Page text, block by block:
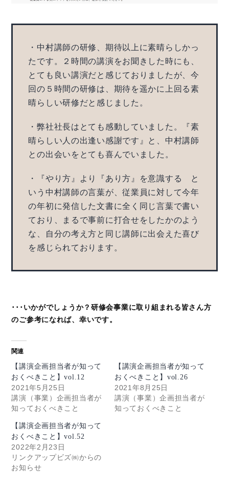
・中村講師の研修、期待以上に素晴らしかっ
たです。２時間の講演をお聞きした時にも、
とても良い講演だと感じておりましたが、今
回の５時間の研修は、期待を遥かに上回る素
晴らしい研修だと感じました。
・弊社社長はとても感動していました。『素
晴らしい人の出逢い感謝です』と、中村講師
との出会いをとても喜んでいました。
・『やり方』より『あり方』を意識する と
いう中村講師の言葉が、従業員に対して今年
の年初に発信した文書に全く同じ言葉で書い
ており、まるで事前に打合せをしたかのよう
な、自分の考え方と同じ講師に出会えた喜び
を感じられております。
･･･いかがでしょうか？研修会事業に取り組まれる皆さん方
のご参考になれば、幸いです。
関連
【講演企画担当者が知って
おくべきこと】vol.12
2021年5月25日
講演（事業）企画担当者が
知っておくべきこと
【講演企画担当者が知って
おくべきこと】vol.26
2021年8月25日
講演（事業）企画担当者が
知っておくべきこと
【講演企画担当者が知って
おくべきこと】vol.52
2022年2月23日
リンクアップビズ㈱からの
お知らせ